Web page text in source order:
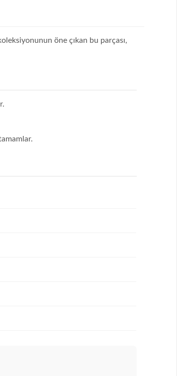
öne çıkan bu parçası,